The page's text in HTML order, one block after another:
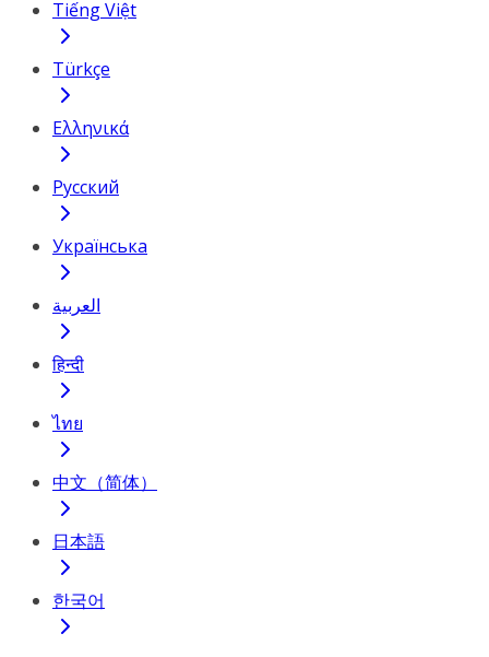
Tiếng Việt
Türkçe
Ελληνικά
Русский
Українська
العربية
हिन्दी
ไทย
中文（简体）
日本語
한국어